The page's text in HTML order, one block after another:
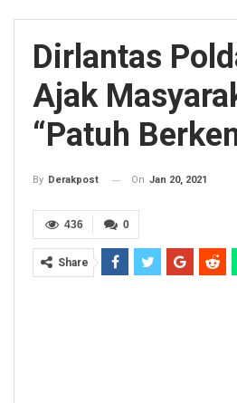
Dirlantas
Ajak
“Patuh
By Derakpost On Jan 20, 2021
0
436
Share